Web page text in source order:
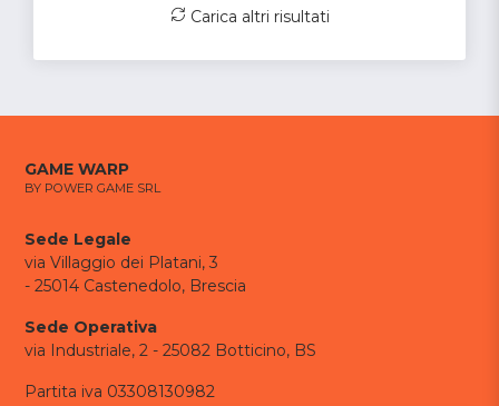
Carica altri risultati
GAME WARP
BY POWER GAME SRL
Sede Legale
via Villaggio dei Platani, 3
- 25014 Castenedolo, Brescia
Sede Operativa
via Industriale, 2 - 25082 Botticino, BS
Partita iva 03308130982